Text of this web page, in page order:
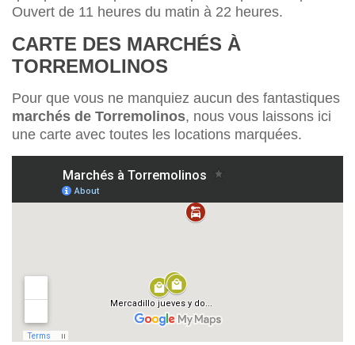
Ouvert de 11 heures du matin à 22 heures.
CARTE DES MARCHÉS À
TORREMOLINOS
Pour que vous ne manquiez aucun des fantastiques
marchés de Torremolinos, nous vous laissons ici
une carte avec toutes les locations marquées.